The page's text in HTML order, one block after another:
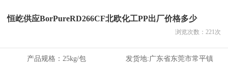
恒屹供应BorPureRD266CF北欧化工PP出厂价格多少
浏览次数： 221次
产品规格： 25kg/包 发货地:广东省东莞市常平镇